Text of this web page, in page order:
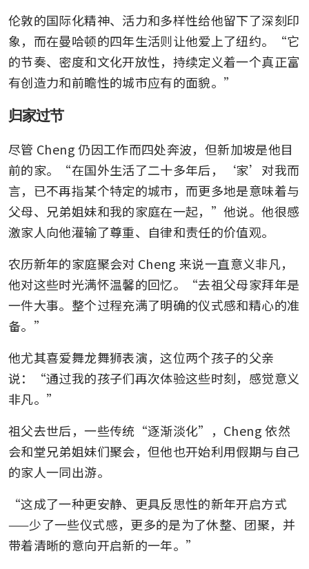
伦敦的国际化精神、活力和多样性给他留下了深刻印
象，而在曼哈顿的四年生活则让他爱上了纽约。“它
的节奏、密度和文化开放性，持续定义着一个真正富
有创造力和前瞻性的城市应有的面貌。”
归家过节
尽管 Cheng 仍因工作而四处奔波，但新加坡是他目
前的家。“在国外生活了二十多年后，‘家’对我而
言，已不再指某个特定的城市，而更多地是意味着与
父母、兄弟姐妹和我的家庭在一起，”他说。他很感
激家人向他灌输了尊重、自律和责任的价值观。
农历新年的家庭聚会对 Cheng 来说一直意义非凡，
他对这些时光满怀温馨的回忆。“去祖父母家拜年是
一件大事。整个过程充满了明确的仪式感和精心的准
备。”
他尤其喜爱舞龙舞狮表演，这位两个孩子的父亲
说：“通过我的孩子们再次体验这些时刻，感觉意义
非凡。”
祖父去世后，一些传统“逐渐淡化”，Cheng 依然
会和堂兄弟姐妹们聚会，但他也开始利用假期与自己
的家人一同出游。
“这成了一种更安静、更具反思性的新年开启方式
——少了一些仪式感，更多的是为了休整、团聚，并
带着清晰的意向开启新的一年。”